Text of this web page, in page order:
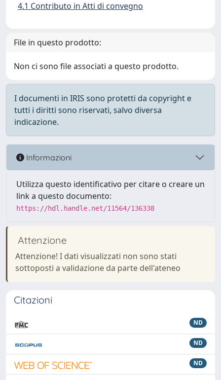
4.1 Contributo in Atti di convegno
File in questo prodotto:
Non ci sono file associati a questo prodotto.
I documenti in IRIS sono protetti da copyright e
tutti i diritti sono riservati, salvo diversa
indicazione.
Informazioni
Utilizza questo identificativo per citare o creare un
link a questo documento:
https://hdl.handle.net/11564/136338
Attenzione
Attenzione! I dati visualizzati non sono stati
sottoposti a validazione da parte dell'ateneo
Citazioni
ND
ND
ND